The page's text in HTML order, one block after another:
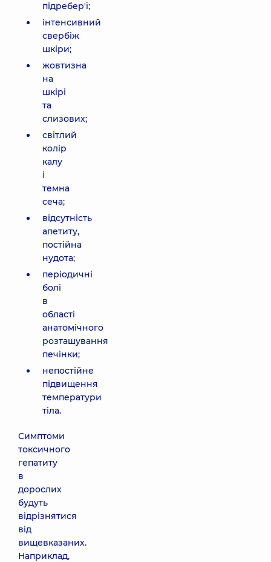
підребер'ї;
інтенсивний
свербіж
шкіри;
жовтизна
на
шкірі
та
слизових;
світлий
колір
калу
і
темна
сеча;
відсутність
апетиту,
постійна
нудота;
періодичні
болі
в
області
анатомічного
розташування
печінки;
непостійне
підвищення
температури
тіла.
Симптоми
токсичного
гепатиту
в
дорослих
будуть
відрізнятися
від
вищевказаних.
Наприклад,